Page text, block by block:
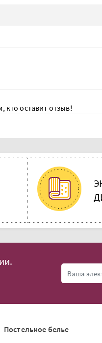
кто оставит отзыв!
Постельное белье